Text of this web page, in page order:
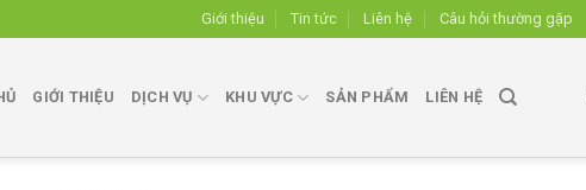
Giới thiệu Tin tức Liên hệ Câu hỏi thường gặp
GIỚI THIỆU DỊCH VỤ KHU VỰC SẢN PHẨM LIÊN HỆ